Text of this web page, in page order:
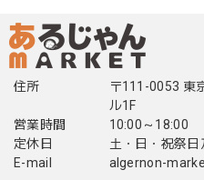
住所
〒111-0053 東
ル1F
営業時間
10:00～18:00
定休日
土・日・祝祭
E-mail
algernon-